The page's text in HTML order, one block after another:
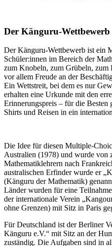
Der Känguru-
Der Känguru-Wettbewerb ist ein
Schüler:innen im Bereich der
zum Knobeln, zum Grübeln, zum
vor allem Freude an der
Ein Wettstreit, bei dem es nur
erhalten eine Urkunde mit den
Erinnerungspreis – für die Besten
Shirts und Reisen in ein
Die Idee für diesen Multiple-
Australien (1978) und wurde von
Mathematiklehrern nach
australischen Erfinder wurde er
(Känguru der Mathematik)
Länder wurden für eine
der internationale Verein
ohne Grenzen) mit Sitz in Paris
Für Deutschland ist der Berliner
Känguru e.V.“ mit Sitz an der
zuständig. Die Aufgaben sind in